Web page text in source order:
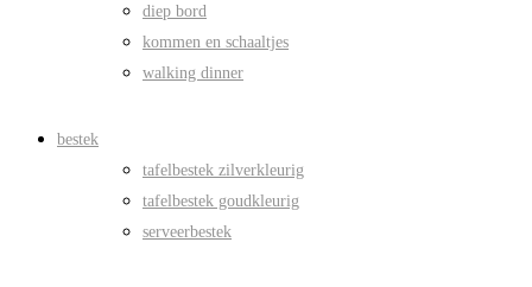
diep bord
kommen en schaaltjes
walking dinner
bestek
tafelbestek zilverkleurig
tafelbestek goudkleurig
serveerbestek